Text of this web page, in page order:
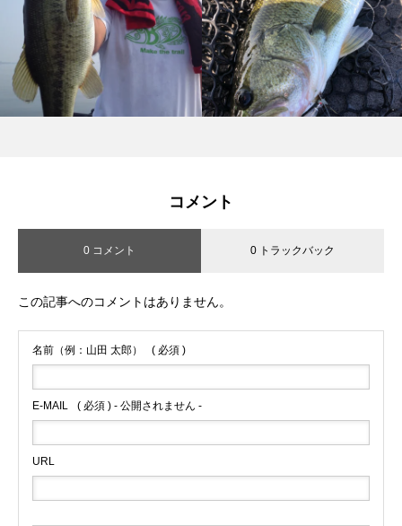
コメント
0 コメント 0 トラックバック
この記事へのコメントはありません。
名前（例：山田 太郎） ( 必須 )
E-MAIL ( 必須 ) - 公開されません -
URL